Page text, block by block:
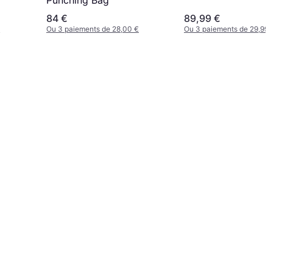
84 €
Ou 3 paiements de 28,00 €
89,99 €
Ou 3 paiements de 29,99 €